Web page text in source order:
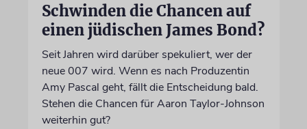
Schwinden die Chancen auf
einen jüdischen James Bond?
Seit Jahren wird darüber spekuliert, wer der
neue 007 wird. Wenn es nach Produzentin
Amy Pascal geht, fällt die Entscheidung bald.
Stehen die Chancen für Aaron Taylor-Johnson
weiterhin gut?